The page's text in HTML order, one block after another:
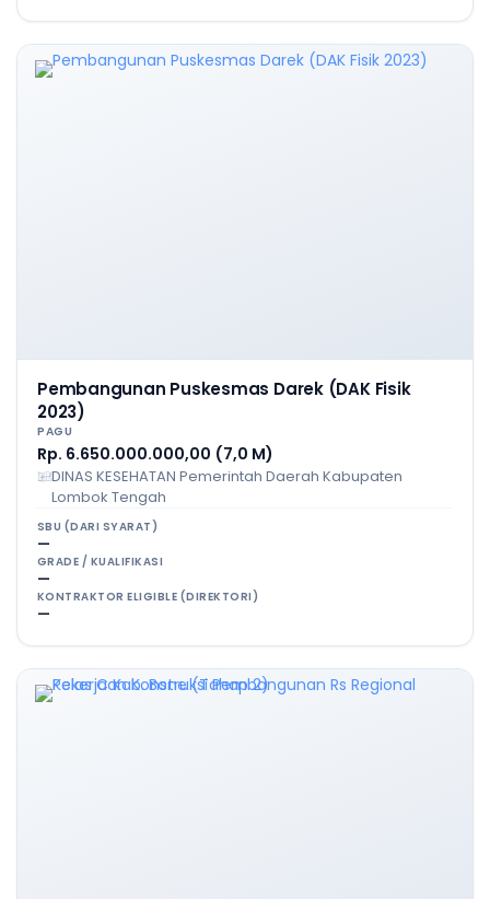
Pembangunan Puskesmas Darek (DAK Fisik
2023)
PAGU
Rp. 6.650.000.000,00 (7,0 M)
DINAS KESEHATAN Pemerintah Daerah Kabupaten
Lombok Tengah
SBU (DARI SYARAT)
—
GRADE / KUALIFIKASI
—
KONTRAKTOR ELIGIBLE (DIREKTORI)
—